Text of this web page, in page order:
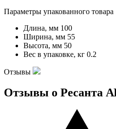
Параметры упакованного товара
Длина, мм 100
Ширина, мм 55
Высота, мм 50
Вес в упаковке, кг 0.2
Отзывы
Отзывы о Ресанта